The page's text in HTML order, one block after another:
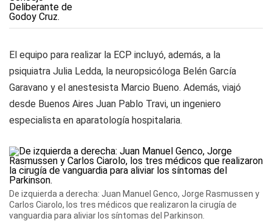
El equipo para realizar la ECP incluyó, además, a la
psiquiatra Julia Ledda, la neuropsicóloga Belén García
Garavano y el anestesista Marcio Bueno. Además, viajó
desde Buenos Aires Juan Pablo Travi, un ingeniero
especialista en aparatología hospitalaria.
De izquierda a derecha: Juan Manuel Genco, Jorge Rasmussen y
Carlos Ciarolo, los tres médicos que realizaron la cirugía de
vanguardia para aliviar los síntomas del Parkinson.